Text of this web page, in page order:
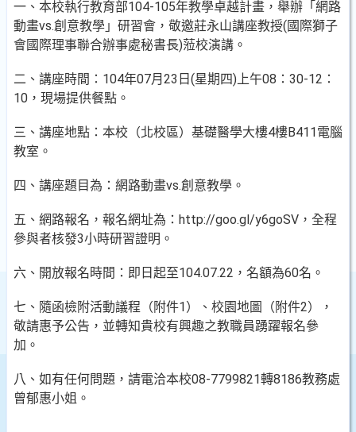
一、本校執行教育部104-105年教學卓越計畫，舉辦「網路
動畫vs.創意教學」研習會，敬邀莊永山講座教授(國際獅子
會國際理事聯合辦事處秘書長)蒞校演講。
二、講座時間：104年07月23日(星期四)上午08：30-12：
10，現場提供餐點。
三、講座地點：本校（北校區）基礎醫學大樓4樓B411電腦
教室。
四、講座題目為：網路動畫vs.創意教學。
五、網路報名，報名網址為：http://goo.gl/y6goSV，全程
參與者核發3小時研習證明。
六、開放報名時間：即日起至104.07.22，名額為60名。
七、隨函檢附活動議程（附件1）、校園地圖（附件2），
敬請惠予公告，並轉知貴校有興趣之教職員踴躍報名參
加。
八、如有任何問題，請電洽本校08-7799821轉8186教務處
曾郁惠小姐。